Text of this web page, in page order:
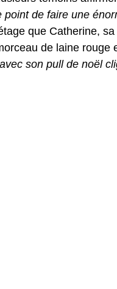
point de faire une
que Catherine,
de laine rouge
son pull de noël